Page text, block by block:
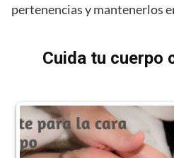
pertenencias y mantenerlos
Cuida tu cuerpo